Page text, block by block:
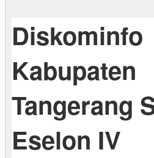
Diskominfo
Kabupaten
Tangerang
Eselon IV